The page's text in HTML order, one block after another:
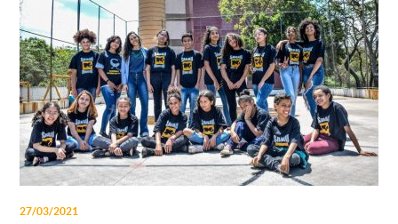
27/03/2021